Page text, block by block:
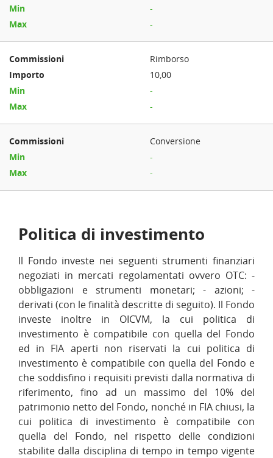
-
-
Rimborso
10,00
-
-
Conversione
-
-
Politica di investimento
Il Fondo investe nei seguenti strumenti finanziari
negoziati in mercati regolamentati ovvero OTC: -
obbligazioni e strumenti monetari; - azioni; -
derivati (con le finalità descritte di seguito). Il Fondo
investe inoltre in OICVM, la cui politica di
investimento è compatibile con quella del Fondo
ed in FIA aperti non riservati la cui politica di
investimento è compatibile con quella del Fondo e
che soddisfino i requisiti previsti dalla normativa di
riferimento, fino ad un massimo del 10% del
patrimonio netto del Fondo, nonché in FIA chiusi, la
cui politica di investimento è compatibile con
quella del Fondo, nel rispetto delle condizioni
stabilite dalla disciplina di tempo in tempo vigente